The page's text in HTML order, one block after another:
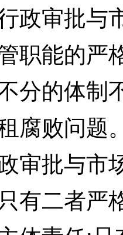
审批与
职能的严
分的体制
腐败问题
审批与市
有二者严